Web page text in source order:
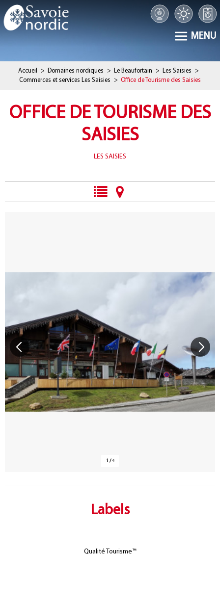
MENU
Accueil > Domaines nordiques > Le Beaufortain > Les Saisies
>
Commerces et services Les Saisies
> Office de Tourisme des Saisies
OFFICE DE TOURISME DES
SAISIES
LES SAISIES
1 /4
Labels
Qualité Tourisme™